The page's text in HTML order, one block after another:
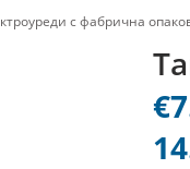
с фабрична